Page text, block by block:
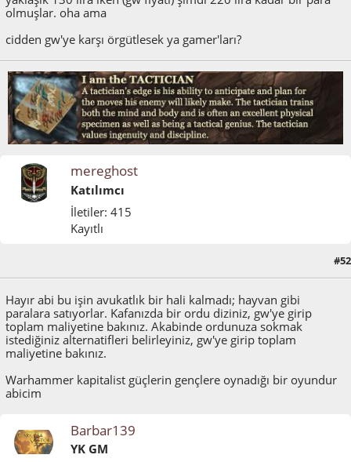
olmuşlar. oha ama
cidden gw'ye karşı örgütlesek ya gamer'ları?
mereghost
Katılımcı
İletiler: 415
Kayıtlı
#52
Hayır abi bu işin avukatlık bir hali kalmadı; hayvan gibi
paralara satıyorlar. Kafanızda bir ordu diziniz, gw'ye girip
toplam maliyetine bakınız. Akabinde ordunuza sokmak
istediğiniz alternatifleri belirleyiniz, gw'ye girip toplam
maliyetine bakınız.
Warhammer kapitalist güçlerin gençlere oynadığı bir oyundur
abicim
Barbar139
YK GM